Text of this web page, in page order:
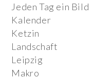
Jeden Tag ein Bild
Kalender
Ketzin
Landschaft
Leipzig
Makro